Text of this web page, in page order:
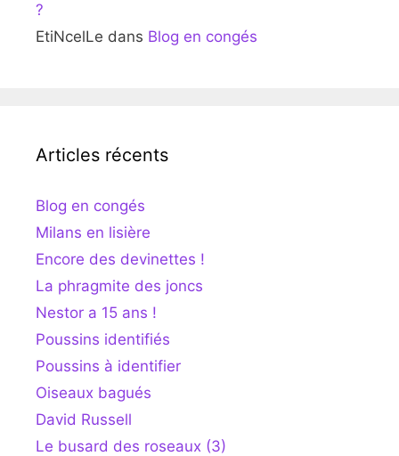
?
EtiNcelLe dans Blog en congés
Articles récents
Blog en congés
Milans en lisière
Encore des devinettes !
La phragmite des joncs
Nestor a 15 ans !
Poussins identifiés
Poussins à identifier
Oiseaux bagués
David Russell
Le busard des roseaux (3)